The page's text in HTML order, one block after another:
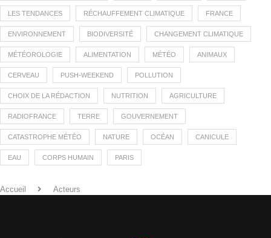
LES TENDANCES RÉCHAUFFEMENT CLIMATIQUE FRANCE
ENVIRONNEMENT BIODIVERSITÉ CHANGEMENT CLIMATIQUE
MÉTÉOROLOGIE ALIMENTATION MÉTÉO ANIMAUX
CERVEAU PUSH-WEEKEND POLLUTION
CHOIX DE LA RÉDACTION NUTRITION AGRICULTURE
RADIOFRANCE TERRE GOUVERNEMENT
CATASTROPHE MÉTÉO NATURE OCÉAN CANICULE
EAU CORPS HUMAIN PARIS
Accueil Acteurs